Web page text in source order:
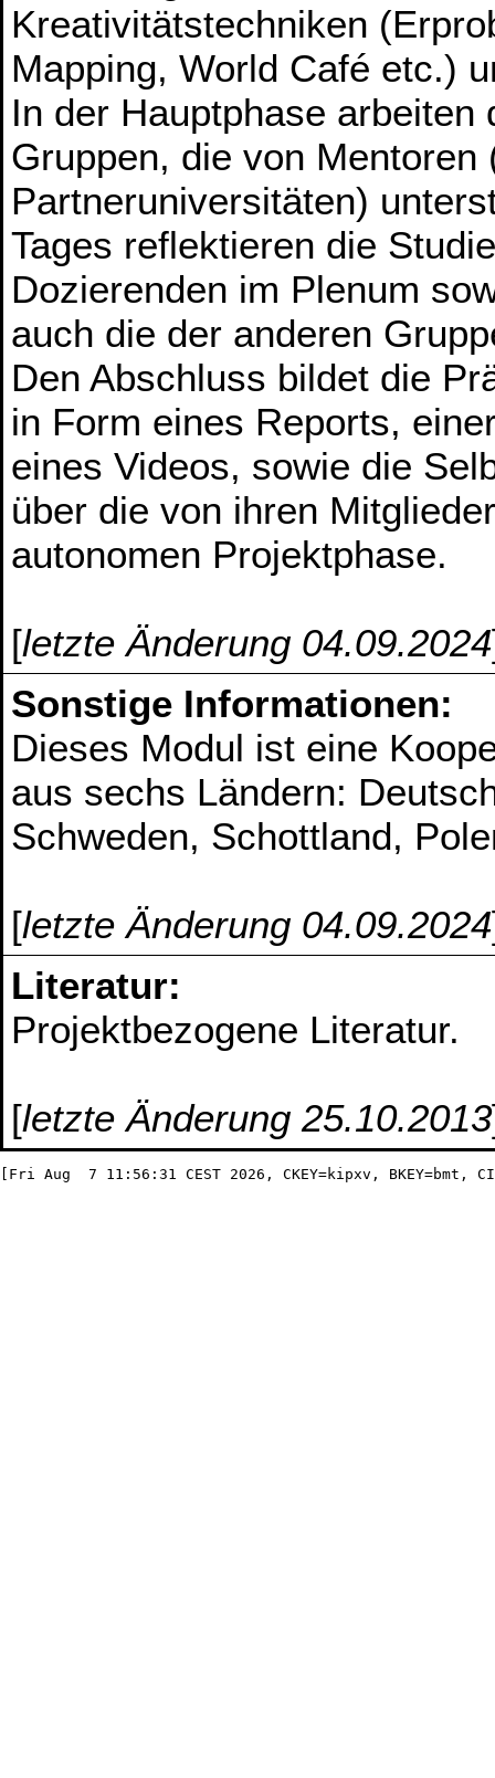
Kreativitätstechniken
Mapping, World Café etc.)
In der Hauptphase
Gruppen, die von Mentoren
Partneruniversitäten)
Tages reflektieren die
Dozierenden im Plenum
auch die der anderen
Den Abschluss bildet die
in Form eines Reports,
eines Videos, sowie die
über die von ihren
autonomen Projektphase.
[letzte Änderung 04.09.2024
Sonstige Informationen:
Dieses Modul ist eine
aus sechs Ländern:
Schweden, Schottland,
[letzte Änderung 04.09.2024
Literatur:
Projektbezogene Literatur.
[letzte Änderung 25.10.2013